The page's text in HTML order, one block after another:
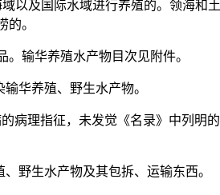
及国际水域进行养殖的。领海和
。
输华养殖水产物目次见附件。
华养殖、野生水产物。
理指征，未发觉《名录》中列明
野生水产物及其包拆、运输东西。